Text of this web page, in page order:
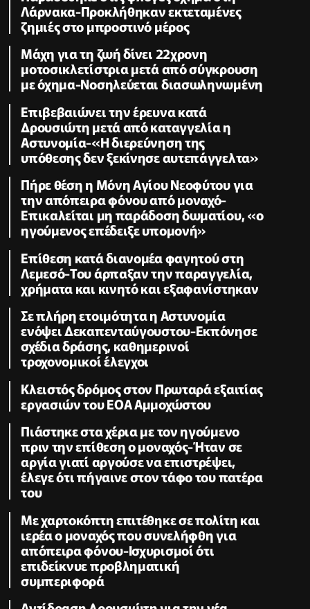
Λάρνακα-Προκλήθηκαν εκτεταμένες
ζημιές στο μπροστινό μέρος
Μάχη για τη ζωή δίνει 22χρονη
μοτοσικλετίστρια μετά από σύγκρουση
με όχημα-Νοσηλεύεται διασωληνωμένη
Επιβεβαιώνει την έρευνα κατά
Δρουσιώτη μετά από καταγγελία η
Αστυνομία-«Η διερεύνηση της
υπόθεσης δεν ξεκίνησε αυτεπάγγελτα»
Πήρε θέση η Μόνη Αγίου Νεοφύτου για
την απόπειρα φόνου από μοναχό-
Επικαλείται μη παράδοση δωματίου, «ο
ηγούμενος επέδειξε υπομονή»
Επίθεση κατά διανομέα φαγητού στη
Λεμεσό-Του άρπαξαν την παραγγελία,
χρήματα και κινητό και εξαφανίστηκαν
Σε πλήρη ετοιμότητα η Αστυνομία
ενόψει Δεκαπενταύγουστου-Εκπόνησε
σχέδια δράσης, καθημερινοί
τροχονομικοί έλεγχοι
Κλειστός δρόμος στον Πρωταρά εξαιτίας
εργασιών του ΕΟΑ Αμμοχώστου
Πιάστηκε στα χέρια με τον ηγούμενο
πριν την επίθεση ο μοναχός-Ήταν σε
αργία γιατί αργούσε να επιστρέψει,
έλεγε ότι πήγαινε στον τάφο του πατέρα
του
Με χαρτοκόπτη επιτέθηκε σε πολίτη και
ιερέα ο μοναχός που συνελήφθη για
απόπειρα φόνου-Ισχυρισμοί ότι
επιδείκνυε προβληματική
συμπεριφορά